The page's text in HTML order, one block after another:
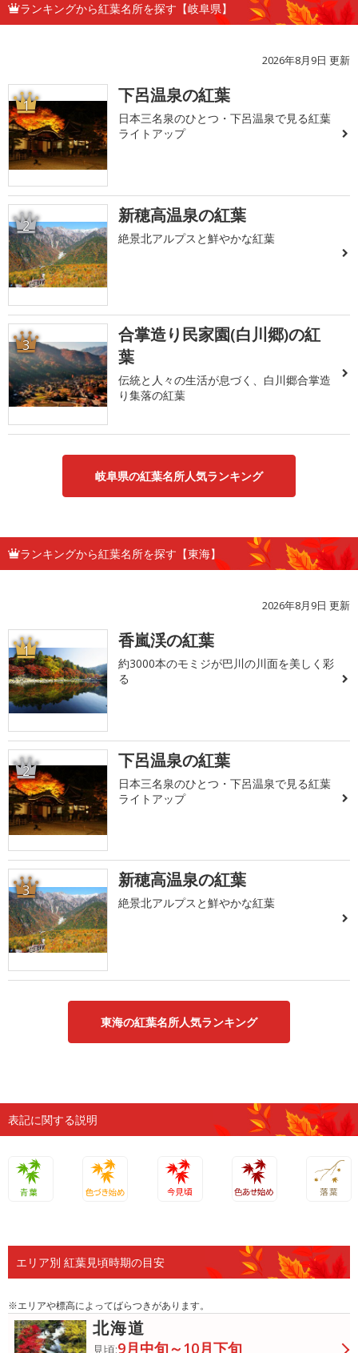
ランキングから紅葉名所を探す【岐阜県】
2026年8月9日 更新
1 下呂温泉の紅葉
日本三名泉のひとつ・下呂温泉で見る紅葉
ライトアップ
2 新穂高温泉の紅葉
絶景北アルプスと鮮やかな紅葉
3
合掌造り民家園(白川郷)の紅
葉
伝統と人々の生活が息づく、白川郷合掌造
り集落の紅葉
岐阜県の紅葉名所人気ランキング
ランキングから紅葉名所を探す【東海】
2026年8月9日 更新
1 香嵐渓の紅葉
約3000本のモミジが巴川の川面を美しく彩
る
2 下呂温泉の紅葉
日本三名泉のひとつ・下呂温泉で見る紅葉
ライトアップ
3 新穂高温泉の紅葉
絶景北アルプスと鮮やかな紅葉
東海の紅葉名所人気ランキング
表記に関する説明
エリア別 紅葉見頃時期の目安
※エリアや標高によってばらつきがあります。
北海道
見頃:9月中旬～10月下旬